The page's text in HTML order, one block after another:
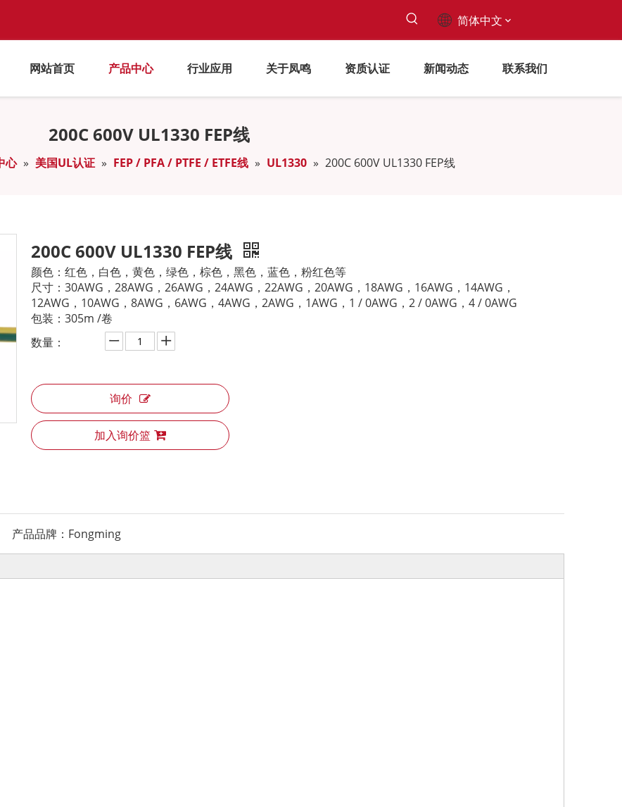
简体中文
网站首页 产品中心 行业应用 关于凤鸣 资质认证 新闻动态 联系我们
200C 600V UL1330 FEP线
心 » 美国UL认证 » FEP / PFA / PTFE / ETFE线 » UL1330 » 200C 600V UL1330 FEP线
200C 600V UL1330 FEP线
颜色：红色，白色，黄色，绿色，棕色，黑色，蓝色，粉红色等
尺寸：30AWG，28AWG，26AWG，24AWG，22AWG，20AWG，18AWG，16AWG，14AWG，
12AWG，10AWG，8AWG，6AWG，4AWG，2AWG，1AWG，1 / 0AWG，2 / 0AWG，4 / 0AWG
包装：305m /卷
数量：
询价
加入询价篮
产品品牌： Fongming